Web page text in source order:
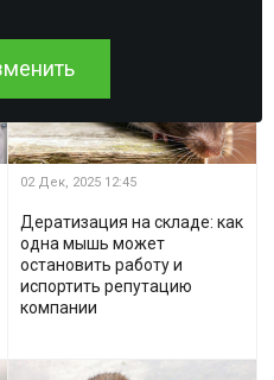
02 Дек, 2025 12:45
Дератизация на складе: как
одна мышь может
остановить работу и
испортить репутацию
компании